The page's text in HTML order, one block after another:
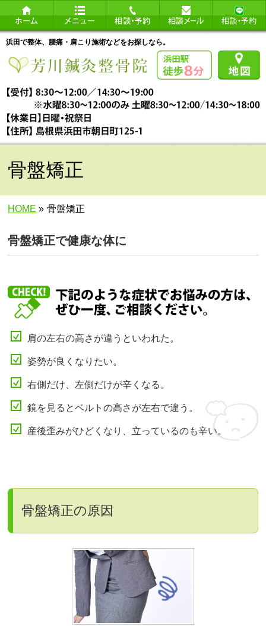
浜田で整体、腰痛・肩こり施術などをお探しなら。
骨盤矯正
HOME » 骨盤矯正
骨盤矯正で健康な体に
肩の左右の高さが違うといわれた。
姿勢が良くなりたい。
右側だけ、左側だけが辛くなる。
鏡を見るとベルトの高さが左右で違う。
産後歪みがひどくなり、立っているのも辛い。
骨盤矯正の原因